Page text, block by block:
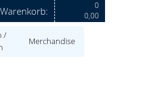
0
0,00
/
Merchandise